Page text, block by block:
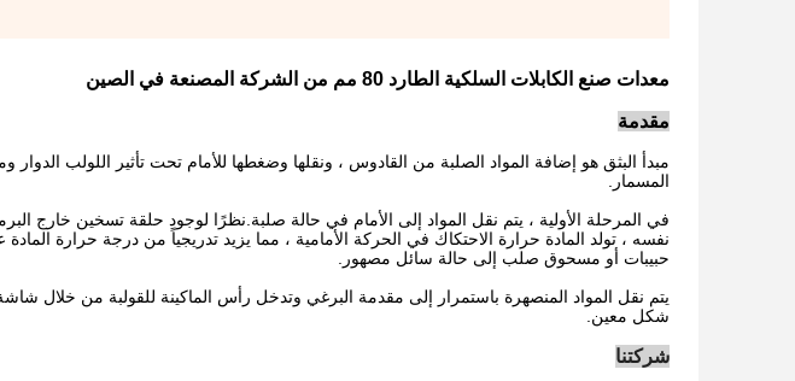
معدات صنع الكابلات السلكية الطارد 80 مم من الشركة المصنعة في الصين
مقدمة
مبدأ البثق هو إضافة المواد الصلبة من القادوس ، ونقلها وضغطها للأمام تحت تأثير اللولب
المسمار.
في المرحلة الأولية ، يتم نقل المواد إلى الأمام في حالة صلبة.نظرًا لوجود حلقة تسخين خارج
نفسه ، تولد المادة حرارة الاحتكاك في الحركة الأمامية ، مما يزيد تدريجياً من درجة حرارة
حبيبات أو مسحوق صلب إلى حالة سائل مصهور.
يتم نقل المواد المنصهرة باستمرار إلى مقدمة البرغي وتدخل رأس الماكينة للقولبة من خلال
شكل معين.
شركتنا